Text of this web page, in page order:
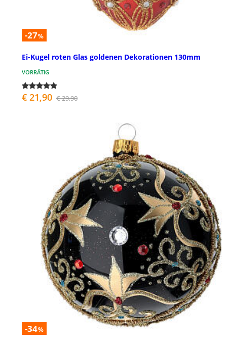
-27%
Ei-Kugel roten Glas goldenen Dekorationen 130mm
VORRÄTIG
€ 21,90 € 29,90
-34%